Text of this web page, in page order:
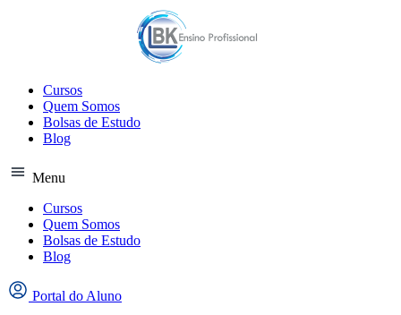
Cursos
Quem Somos
Bolsas de Estudo
Blog
Menu
Cursos
Quem Somos
Bolsas de Estudo
Blog
Portal do Aluno